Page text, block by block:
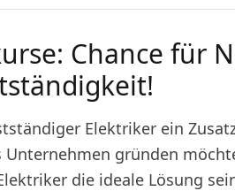
Chance für
Elektriker ein
Unternehmen gründen
die ideale Lösung